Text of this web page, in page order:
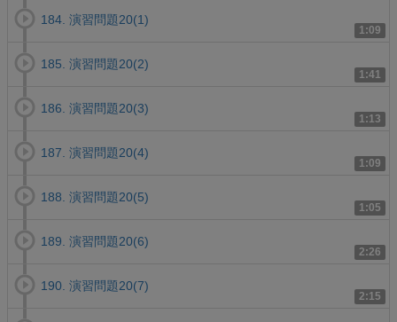
1:09
184. 演習問題20(1)
1:41
185. 演習問題20(2)
1:13
186. 演習問題20(3)
1:09
187. 演習問題20(4)
1:05
188. 演習問題20(5)
2:26
189. 演習問題20(6)
2:15
190. 演習問題20(7)